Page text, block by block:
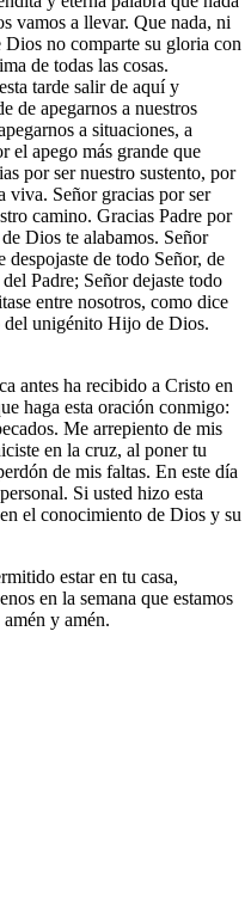
vamos a llevar. Que nada, ni
no comparte su gloria con
de todas las cosas.
tarde salir de aquí y
de apegarnos a nuestros
a situaciones, a
el apego más grande que
por ser nuestro sustento, por
viva. Señor gracias por ser
camino. Gracias Padre por
Dios te alabamos. Señor
despojaste de todo Señor, de
Padre; Señor dejaste todo
entre nosotros, como dice
unigénito Hijo de Dios.
antes ha recibido a Cristo en
haga esta oración conmigo:
Me arrepiento de mis
en la cruz, al poner tu
de mis faltas. En este día
. Si usted hizo esta
el conocimiento de Dios y su
estar en tu casa,
en la semana que estamos
y amén.